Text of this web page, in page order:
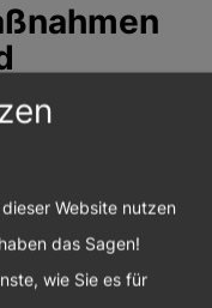
mit dem
von
Website nutzen
das Sagen!
wie Sie es für